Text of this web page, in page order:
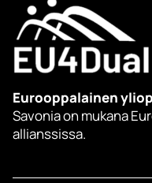
Eurooppalainen
Savonia on mukana
allianssissa.